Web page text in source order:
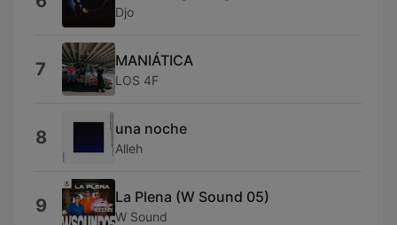
Djo
7 MANIÁTICA
LOS 4F
8 una noche
Alleh
9 La Plena (W Sound 05)
W Sound